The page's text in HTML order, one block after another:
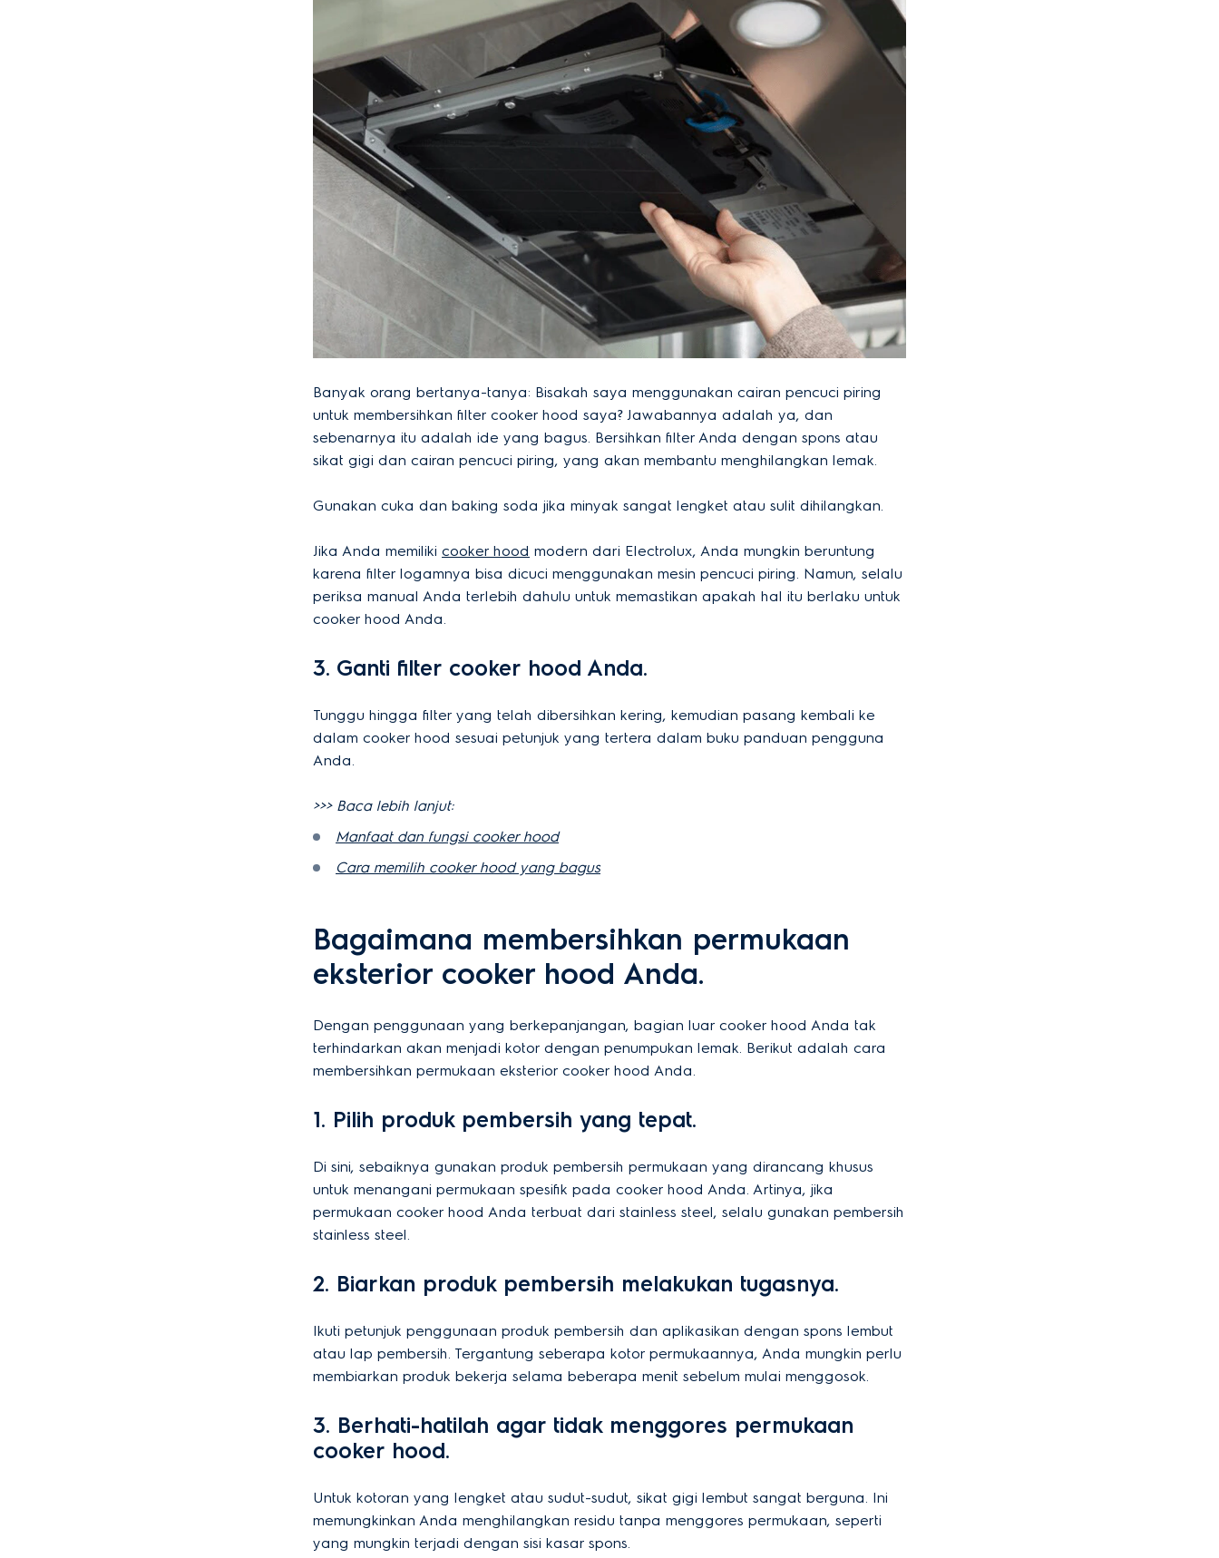
Banyak orang bertanya-tanya: Bisakah saya menggunakan cairan pencuci piring
untuk membersihkan filter cooker hood saya? Jawabannya adalah ya, dan
sebenarnya itu adalah ide yang bagus. Bersihkan filter Anda dengan spons atau
sikat gigi dan cairan pencuci piring, yang akan membantu menghilangkan lemak.
Gunakan cuka dan baking soda jika minyak sangat lengket atau sulit dihilangkan.
Jika Anda memiliki cooker hood modern dari Electrolux, Anda mungkin beruntung
karena filter logamnya bisa dicuci menggunakan mesin pencuci piring. Namun, selalu
periksa manual Anda terlebih dahulu untuk memastikan apakah hal itu berlaku untuk
cooker hood Anda.
3. Ganti filter cooker hood Anda.
Tunggu hingga filter yang telah dibersihkan kering, kemudian pasang kembali ke
dalam cooker hood sesuai petunjuk yang tertera dalam buku panduan pengguna
Anda.
>>> Baca lebih lanjut:
Manfaat dan fungsi cooker hood
Cara memilih cooker hood yang bagus
Bagaimana membersihkan permukaan
eksterior cooker hood Anda.
Dengan penggunaan yang berkepanjangan, bagian luar cooker hood Anda tak
terhindarkan akan menjadi kotor dengan penumpukan lemak. Berikut adalah cara
membersihkan permukaan eksterior cooker hood Anda.
1. Pilih produk pembersih yang tepat.
Di sini, sebaiknya gunakan produk pembersih permukaan yang dirancang khusus
untuk menangani permukaan spesifik pada cooker hood Anda. Artinya, jika
permukaan cooker hood Anda terbuat dari stainless steel, selalu gunakan pembersih
stainless steel.
2. Biarkan produk pembersih melakukan tugasnya.
Ikuti petunjuk penggunaan produk pembersih dan aplikasikan dengan spons lembut
atau lap pembersih. Tergantung seberapa kotor permukaannya, Anda mungkin perlu
membiarkan produk bekerja selama beberapa menit sebelum mulai menggosok.
3. Berhati-hatilah agar tidak menggores permukaan
cooker hood.
Untuk kotoran yang lengket atau sudut-sudut, sikat gigi lembut sangat berguna. Ini
memungkinkan Anda menghilangkan residu tanpa menggores permukaan, seperti
yang mungkin terjadi dengan sisi kasar spons.